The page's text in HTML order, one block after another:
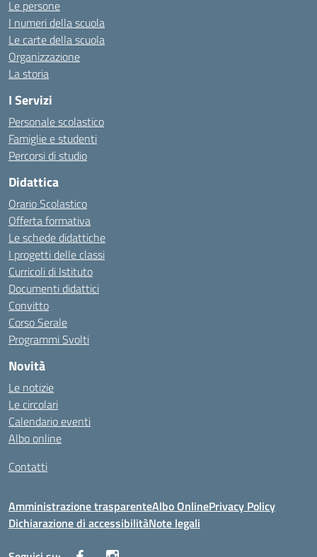
Le persone
I numeri della scuola
Le carte della scuola
Organizzazione
La storia
I Servizi
Personale scolastico
Famiglie e studenti
Percorsi di studio
Didattica
Orario Scolastico
Offerta formativa
Le schede didattiche
I progetti delle classi
Curricoli di Istituto
Documenti didattici
Convitto
Corso Serale
Programmi Svolti
Novità
Le notizie
Le circolari
Calendario eventi
Albo online
Contatti
Amministrazione trasparenteAlbo OnlinePrivacy Policy
Dichiarazione di accessibilitàNote legali